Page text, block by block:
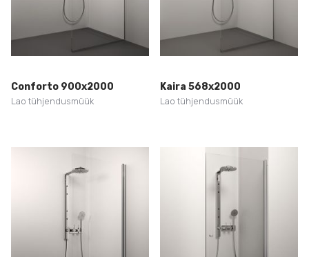
Conforto 900x2000
Lao tühjendusmüük
Kaira 568x2000
Lao tühjendusmüük